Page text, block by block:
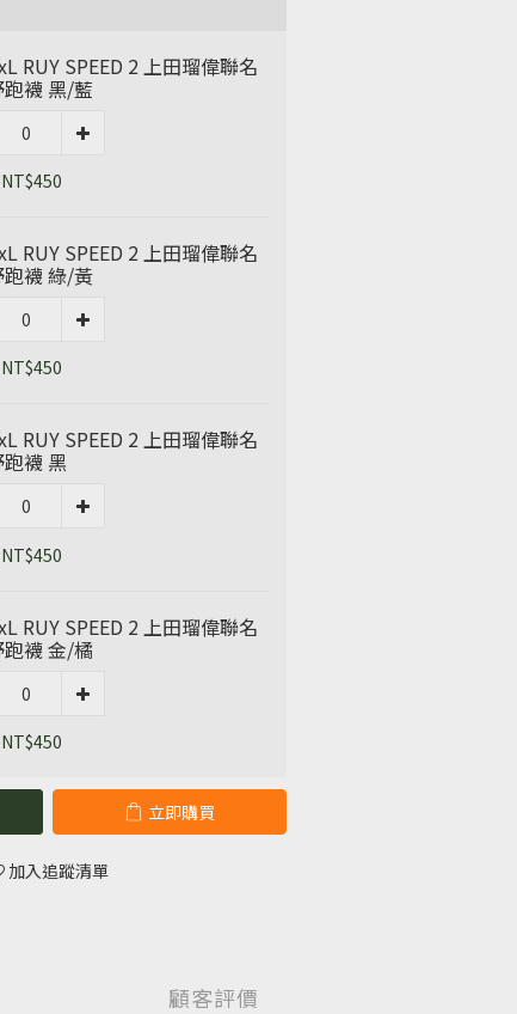
RUY SPEED 2 上田瑠偉聯名
襪 黑/藍
RUY SPEED 2 上田瑠偉聯名
襪 綠/黃
RUY SPEED 2 上田瑠偉聯名
襪 黑
RUY SPEED 2 上田瑠偉聯名
襪 金/橘
立即購買
加入追蹤清單
顧客評價